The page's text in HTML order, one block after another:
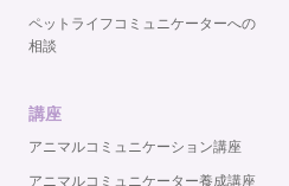
ペットライフコミュニケーターへの
相談
講座
アニマルコミュニケーション講座
アニマルコミュニケーター養成講座